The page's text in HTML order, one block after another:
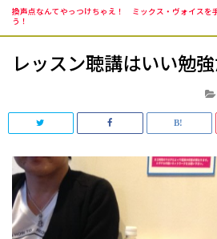
換声点なんてやっつけちゃえ！ ミックス・ヴォイスを
う！
レッスン聴講はいい勉強